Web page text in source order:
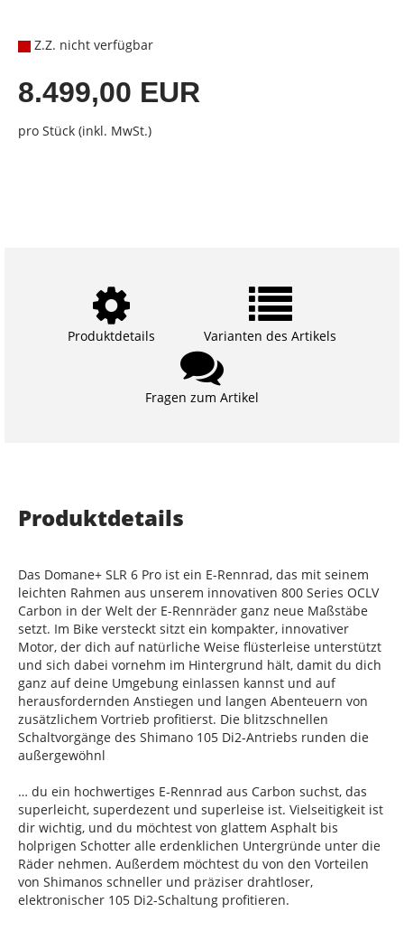
Z.Z. nicht verfügbar
8.499,00 EUR
pro Stück (inkl. MwSt.)
Produktdetails Varianten des Artikels
Fragen zum Artikel
Produktdetails
Das Domane+ SLR 6 Pro ist ein E-Rennrad, das mit seinem
leichten Rahmen aus unserem innovativen 800 Series OCLV
Carbon in der Welt der E-Rennräder ganz neue Maßstäbe
setzt. Im Bike versteckt sitzt ein kompakter, innovativer
Motor, der dich auf natürliche Weise flüsterleise unterstützt
und sich dabei vornehm im Hintergrund hält, damit du dich
ganz auf deine Umgebung einlassen kannst und auf
herausfordernden Anstiegen und langen Abenteuern von
zusätzlichem Vortrieb profitierst. Die blitzschnellen
Schaltvorgänge des Shimano 105 Di2-Antriebs runden die
außergewöhnl
… du ein hochwertiges E-Rennrad aus Carbon suchst, das
superleicht, superdezent und superleise ist. Vielseitigkeit ist
dir wichtig, und du möchtest von glattem Asphalt bis
holprigen Schotter alle erdenklichen Untergründe unter die
Räder nehmen. Außerdem möchtest du von den Vorteilen
von Shimanos schneller und präziser drahtloser,
elektronischer 105 Di2-Schaltung profitieren.